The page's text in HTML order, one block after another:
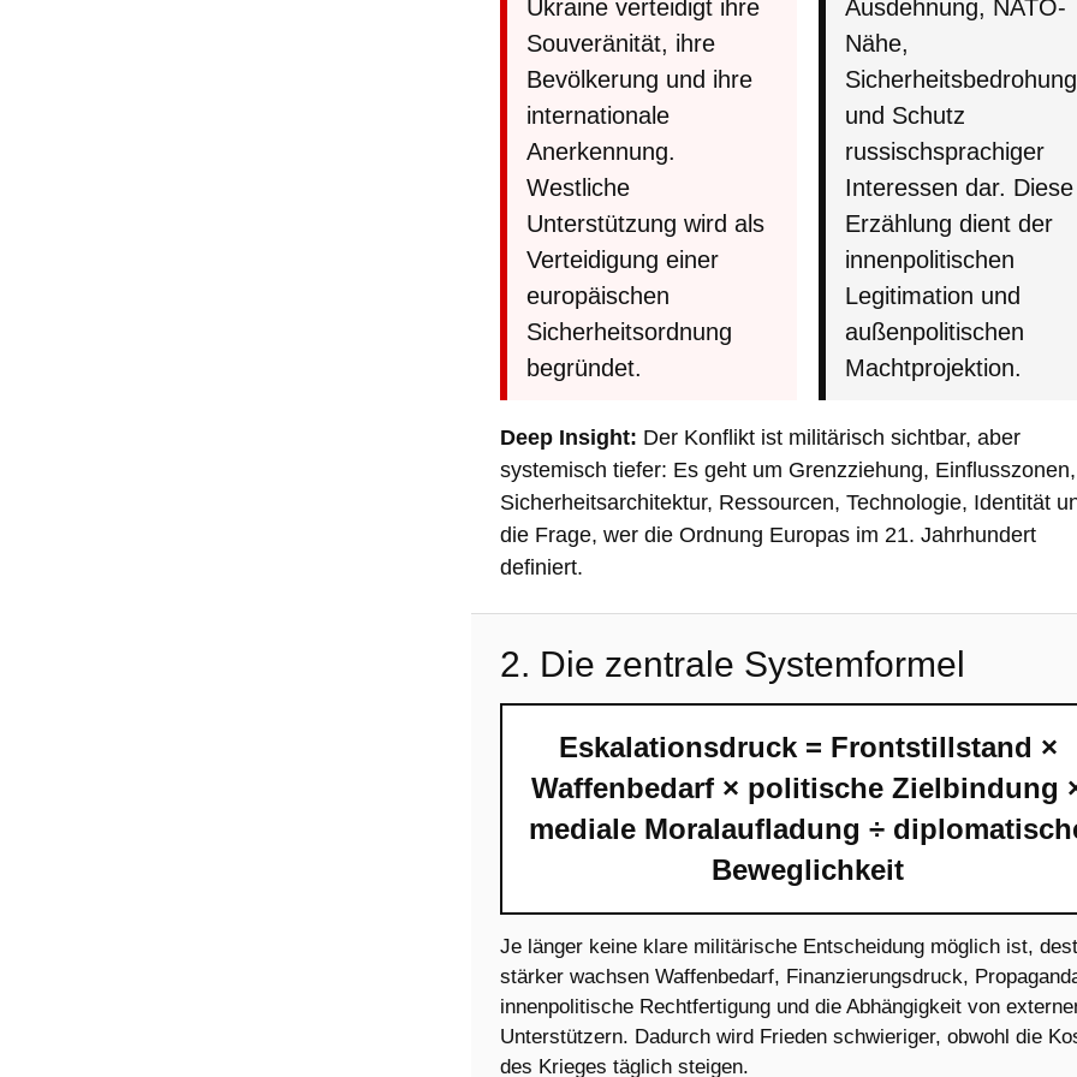
Ukraine verteidigt ihre
Souveränität, ihre
Bevölkerung und ihre
internationale
Anerkennung.
Westliche
Unterstützung wird als
Verteidigung einer
europäischen
Sicherheitsordnung
begründet.
Ausdehnung, NATO-
Nähe,
Sicherheitsbedrohung
und Schutz
russischsprachiger
Interessen dar. Diese
Erzählung dient der
innenpolitischen
Legitimation und
außenpolitischen
Machtprojektion.
Deep Insight: Der Konflikt ist militärisch sichtbar, aber
systemisch tiefer: Es geht um Grenzziehung, Einflusszonen,
Sicherheitsarchitektur, Ressourcen, Technologie, Identität
die Frage, wer die Ordnung Europas im 21. Jahrhundert
definiert.
2. Die zentrale Systemformel
Eskalationsdruck = Frontstillstand ×
Waffenbedarf × politische Zielbindung
mediale Moralaufladung ÷
Beweglichkeit
Je länger keine klare militärische Entscheidung möglich ist,
stärker wachsen Waffenbedarf, Finanzierungsdruck,
innenpolitische Rechtfertigung und die Abhängigkeit von
Unterstützern. Dadurch wird Frieden schwieriger, obwohl die
des Krieges täglich steigen.